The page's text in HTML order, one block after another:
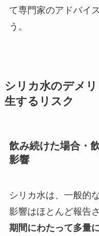
て専門家のアドバイ
う。
シリカ水のデメ
生するリスク
飲み続けた場合・
影響
シリカ水は、一般的
影響はほとんど報告
期間にわたって多量